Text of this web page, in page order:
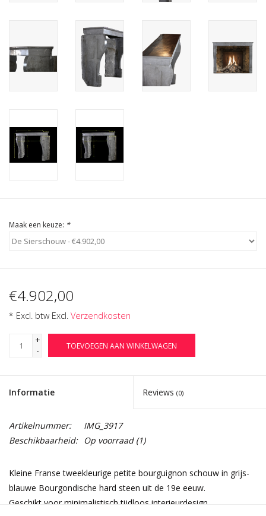
Maak een keuze: *
€4.902,00
* Excl. btw Excl. Verzendkosten
+
-
TOEVOEGEN AAN WINKELWAGEN
Informatie Reviews (0)
Artikelnummer:
IMG_3917
Beschikbaarheid: Op voorraad(1)
Kleine Franse tweekleurige petite bourguignon schouw in grijs-
blauwe Bourgondische hard steen uit de 19e eeuw.
Geschikt voor minimalistisch tijdloos interieurdesign.